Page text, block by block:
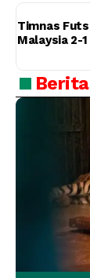
Timnas
Malaysia 2-
Berita